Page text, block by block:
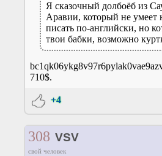
Я сказочный долбоёб из
Аравии, который не умеет
писать по-английски, но
твои бабки, возможно
710$.
+4
308 VSV
свой человек